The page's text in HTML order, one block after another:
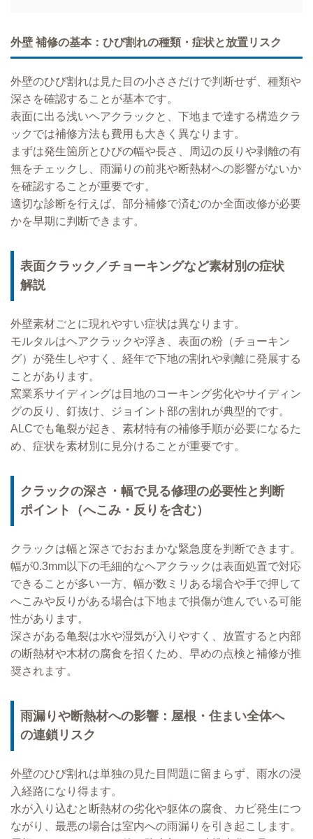
外壁 補修の基本：ひび割れの種類・症状と放置リスク
外壁のひび割れは見た目の小ささだけで判断せず、種類や
深さを確認することが基本です。
表面に出る浅いヘアクラックと、下地まで達する構造クラ
ックでは補修方法も費用も大きく異なります。
まずは発生箇所とひびの幅や長さ、周辺の反りや剥離の有
無をチェックし、雨漏りの前兆や断熱材への影響がないか
を確認することが重要です。
適切な診断を行えば、部分補修で済むのか全面改修が必要
かを早期に判断できます。
表面クラック／チョーキングなど素材別の症状
解説
外壁素材ごとに現れやすい症状は異なります。
モルタルはヘアクラックや浮き、表面の粉（チョーキン
グ）が発生しやすく、経年で下地の割れや剥離に発展する
ことがあります。
窯業系サイディングは目地のコーキング劣化やサイディン
グの反り、釘抜け、ジョイント部の割れが典型的です。
ALCでも亀裂が起き、素材特有の補修手順が必要になるた
め、症状を素材別に見分けることが重要です。
クラックの深さ・幅で見る修理の必要性と判断
ポイント（へこみ・反りを含む）
クラックは幅と深さでおおまかな緊急度を判断できます。
幅が0.3mm以下の毛細的なヘアクラックは表面処置で対応
できることが多い一方、幅が数ミリある場合や手で押して
へこみや反りがある場合は下地まで損傷が進んでいる可能
性があります。
深さがある亀裂は水や湿気が入りやすく、放置すると内部
の断熱材や木材の腐食を招くため、早めの点検と補修が推
奨されます。
雨漏りや断熱材への影響：屋根・住まい全体へ
の連鎖リスク
外壁のひび割れは単独の見た目問題に留まらず、雨水の浸
入経路になり得ます。
水が入り込むと断熱材の劣化や躯体の腐食、カビ発生につ
ながり、最悪の場合は室内への雨漏りを引き起こします。